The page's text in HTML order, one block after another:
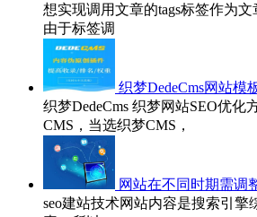
想实现调用文章的tags标签作为
由于标签调
织梦DedeCms网站模
织梦DedeCms 织梦网站SEO优化
CMS，当选织梦CMS，
网站在不同时期需调
seo建站技术网站内容是搜索引擎